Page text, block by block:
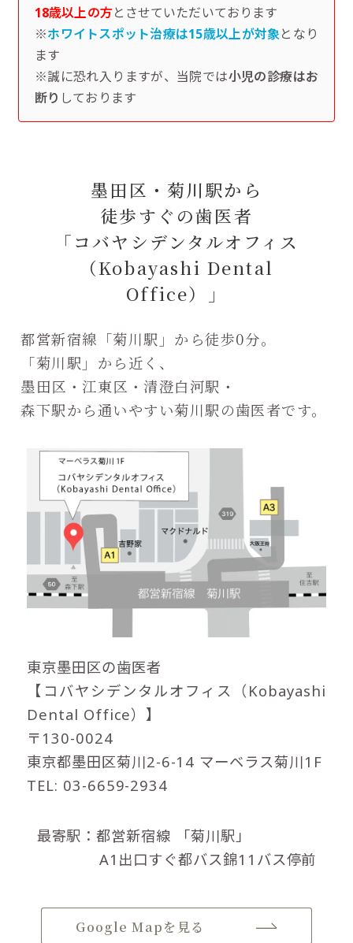
18歳以上の方とさせていただいております
※ホワイトスポット治療は15歳以上が対象となり
ます
※誠に恐れ入りますが、当院では小児の診療はお
断り しております
墨田区・菊川駅から
徒歩すぐの歯医者
「コバヤシデンタルオフィス
（Kobayashi Dental
Office）」
都営新宿線「菊川駅」から徒歩0分。
「菊川駅」から近く、
墨田区・江東区・清澄白河駅・
森下駅から通いやすい菊川駅の歯医者です。
東京墨田区の歯医者
【コバヤシデンタルオフィス（Kobayashi
Dental Office）】
〒130-0024
東京都墨田区菊川2-6-14 マーベラス菊川1F
TEL: 03-6659-2934
最寄駅：都営新宿線 「菊川駅」
A1出口すぐ都バス錦11バス停前
Google Mapを見る